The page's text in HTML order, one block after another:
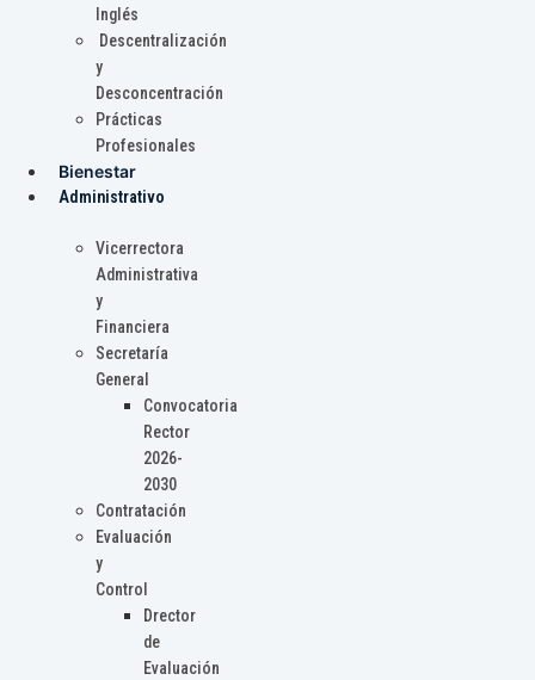
Inglés
Descentralización
y
Desconcentración
Prácticas
Profesionales
Bienestar
Administrativo
Vicerrectora
Administrativa
y
Financiera
Secretaría
General
Convocatoria
Rector
2026-
2030
Contratación
Evaluación
y
Control
Drector
de
Evaluación